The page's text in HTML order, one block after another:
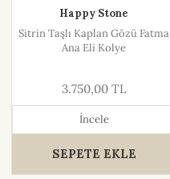
Happy Stone
Sitrin Taşlı Kaplan Gözü Fatma
Ana Eli Kolye
3.750,00 TL
İncele
SEPETE EKLE